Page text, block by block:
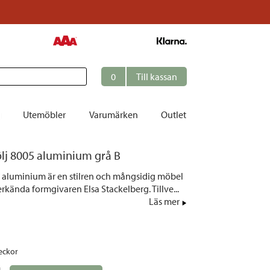
0 Till kassan
Utemöbler Varumärken Outlet
8005 aluminium grå B
aluminium är en stilren och mångsidig möbel
formgivaren Elsa Stackelberg. Tillve...
Läs mer